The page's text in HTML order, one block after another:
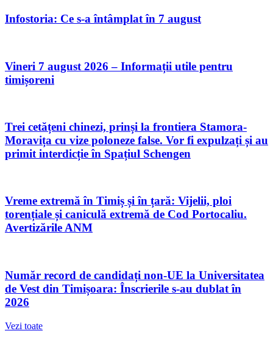
Infostoria: Ce s-a întâmplat în 7 august
Vineri 7 august 2026 – Informații utile pentru
timișoreni
Trei cetățeni chinezi, prinși la frontiera Stamora-
Moravița cu vize poloneze false. Vor fi expulzați și au
primit interdicție în Spațiul Schengen
Vreme extremă în Timiș și în țară: Vijelii, ploi
torențiale și caniculă extremă de Cod Portocaliu.
Avertizările ANM
Număr record de candidați non-UE la Universitatea
de Vest din Timișoara: Înscrierile s-au dublat în
2026
Vezi toate